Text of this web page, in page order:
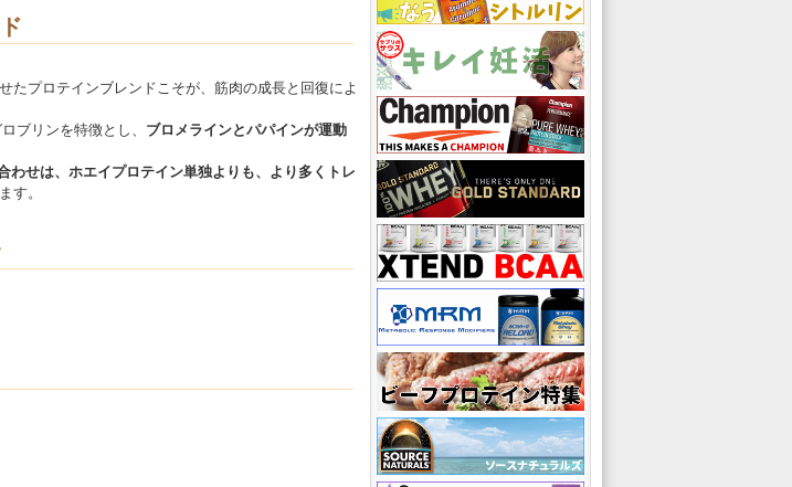
たプロテインブレンドこそが、筋肉の成長と回復によ
ブリンを特徴とし、 ブロメラインとパパインが運動
わせは、ホエイプロテイン単独よりも、より多くトレ
す。